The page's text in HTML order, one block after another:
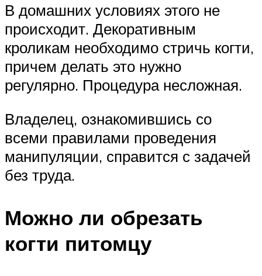
В домашних условиях этого не
происходит. Декоративным
кроликам необходимо стричь когти,
причем делать это нужно
регулярно. Процедура несложная.
Владелец, ознакомившись со
всеми правилами проведения
манипуляции, справится с задачей
без труда.
Можно ли обрезать
когти питомцу